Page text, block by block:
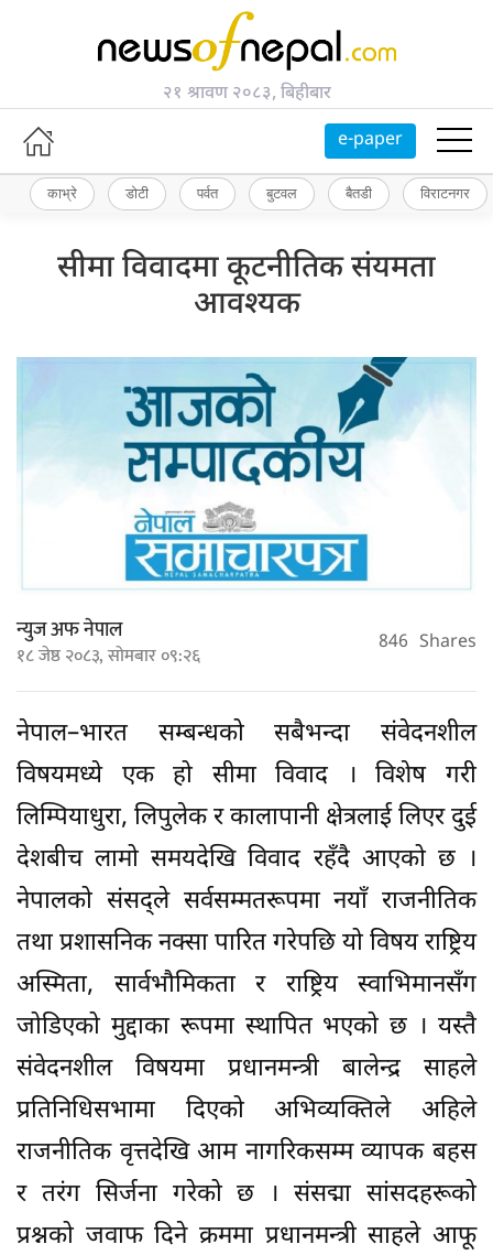
२१ श्रावण २०८३, बिहीबार
e-paper
काभ्रे डोटी पर्वत बुटवल बैतडी विराटनगर
सीमा विवादमा कूटनीतिक संयमता
आवश्यक
न्युज अफ नेपाल
१८ जेष्ठ २०८३, सोमबार ०९:२६ 846 Shares
नेपाल–भारत सम्बन्धको सबैभन्दा संवेदनशील
विषयमध्ये एक हो सीमा विवाद । विशेष गरी
लिम्पियाधुरा, लिपुलेक र कालापानी क्षेत्रलाई लिएर दुई
देशबीच लामो समयदेखि विवाद रहँदै आएको छ ।
नेपालको संसद्ले सर्वसम्मतरूपमा नयाँ राजनीतिक
तथा प्रशासनिक नक्सा पारित गरेपछि यो विषय राष्ट्रिय
अस्मिता, सार्वभौमिकता र राष्ट्रिय स्वाभिमानसँग
जोडिएको मुद्दाका रूपमा स्थापित भएको छ । यस्तै
संवेदनशील विषयमा प्रधानमन्त्री बालेन्द्र साहले
प्रतिनिधिसभामा दिएको अभिव्यक्तिले अहिले
राजनीतिक वृत्तदेखि आम नागरिकसम्म व्यापक बहस
र तरंग सिर्जना गरेको छ । संसद्मा सांसदहरूको
प्रश्नको जवाफ दिने क्रममा प्रधानमन्त्री साहले आफू